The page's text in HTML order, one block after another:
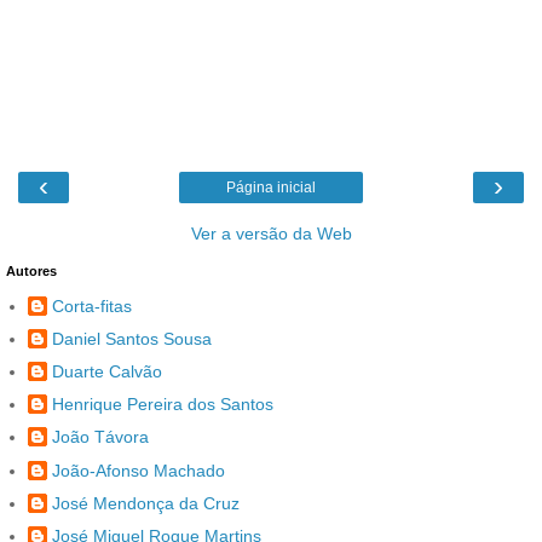
‹ ›
Página inicial
Ver a versão da Web
Autores
Corta-fitas
Daniel Santos Sousa
Duarte Calvão
Henrique Pereira dos Santos
João Távora
João-Afonso Machado
José Mendonça da Cruz
José Miguel Roque Martins